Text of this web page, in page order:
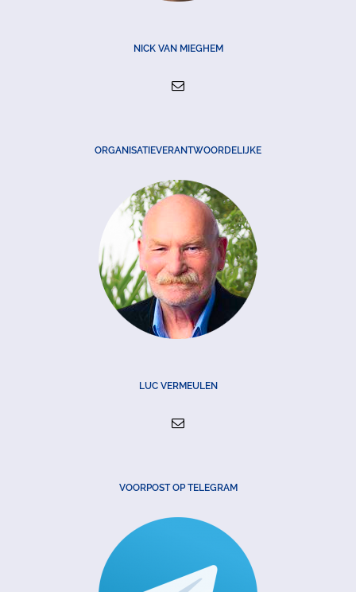
NICK VAN MIEGHEM
ORGANISATIEVERANTWOORDELIJKE
LUC VERMEULEN
VOORPOST OP TELEGRAM